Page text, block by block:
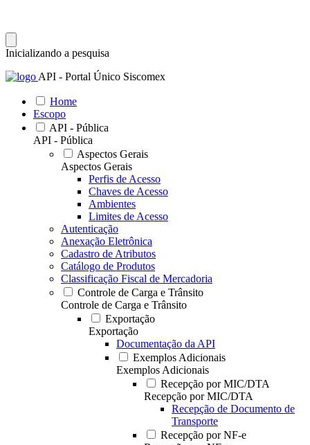
Inicializando a pesquisa
API - Portal Único Siscomex
Home
Escopo
API - Pública
API - Pública
Aspectos Gerais
Aspectos Gerais
Perfis de Acesso
Chaves de Acesso
Ambientes
Limites de Acesso
Autenticação
Anexação Eletrônica
Cadastro de Atributos
Catálogo de Produtos
Classificação Fiscal de Mercadoria
Controle de Carga e Trânsito
Controle de Carga e Trânsito
Exportação
Exportação
Documentação da API
Exemplos Adicionais
Exemplos Adicionais
Recepção por MIC/DTA
Recepção por MIC/DTA
Recepção de Documento de
Transporte
Recepção por NF-e